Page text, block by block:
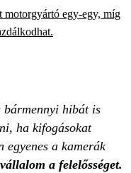
motorgyártó egy-egy, míg
bármennyi hibát is
ha kifogásokat
egyenes a kamerák
a felelősséget.